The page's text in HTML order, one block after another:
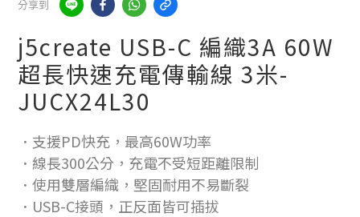
分享到
j5create USB-C 編織3A 60W
超長快速充電傳輸線 3米-
JUCX24L30
．支援PD快充，最高60W功率
．線長300公分，充電不受短距離限制
．使用雙層編織，堅固耐用不易斷裂
．USB-C接頭，正反面皆可插拔